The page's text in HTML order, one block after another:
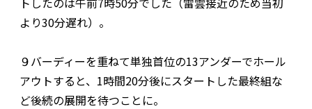
より30分遅れ）。
９バーディーを重ねて単独首位の13アンダーでホール
アウトすると、1時間20分後にスタートした最終組な
ど後続の展開を待つことに。